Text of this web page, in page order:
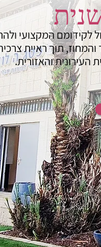
לקידומם המקצועי
תוך ראיית
העירונית והאזורית.